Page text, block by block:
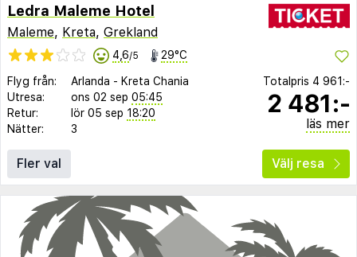
Ledra Maleme Hotel
Maleme, Kreta, Grekland
4,6/5 29°C
Flyg från: Arlanda - Kreta Chania
Utresa:
ons 02 sep 05:45
Retur:
lör 05 sep 18:20
Nätter:
3
Totalpris 4 961:-
2 481:-
läs mer
Fler val Välj resa